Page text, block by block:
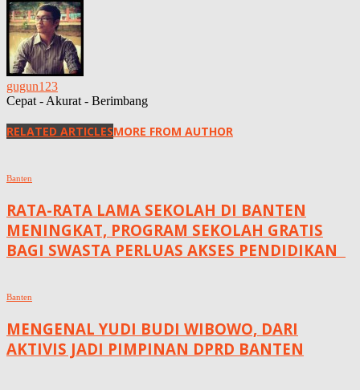
gugun123
Cepat - Akurat - Berimbang
RELATED ARTICLESMORE FROM AUTHOR
Banten
RATA-RATA LAMA SEKOLAH DI BANTEN
MENINGKAT, ‎PROGRAM SEKOLAH GRATIS
BAGI SWASTA PERLUAS AKSES PENDIDIKAN ‎ ‎
Banten
MENGENAL YUDI BUDI WIBOWO, DARI
AKTIVIS JADI PIMPINAN DPRD BANTEN